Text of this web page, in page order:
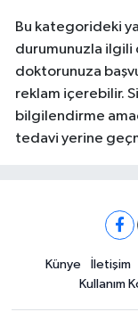
Bu kategorideki
durumunuzla ilgili
doktorunuza
reklam içerebilir.
bilgilendirme
tedavi yerine
Künye İletişim
Kullanım